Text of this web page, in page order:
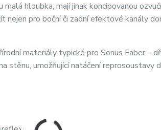
hloubka, mají jinak koncipovanou
pro boční či zadní efektové kanály
materiály typické pro Sonus Faber –
stěnu, umožňující natáčení reprosoustavy